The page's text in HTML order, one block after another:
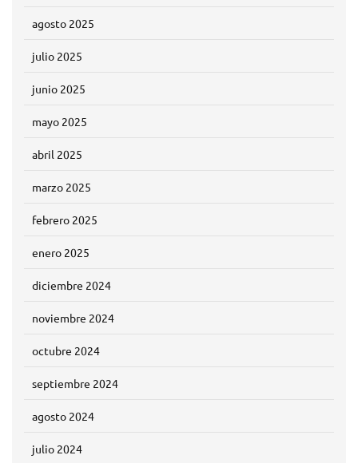
agosto 2025
julio 2025
junio 2025
mayo 2025
abril 2025
marzo 2025
febrero 2025
enero 2025
diciembre 2024
noviembre 2024
octubre 2024
septiembre 2024
agosto 2024
julio 2024